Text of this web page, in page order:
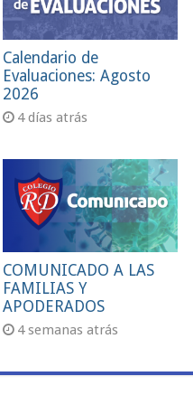
Calendario de
Evaluaciones: Agosto
2026
4 días atrás
COMUNICADO A LAS
FAMILIAS Y
APODERADOS
4 semanas atrás